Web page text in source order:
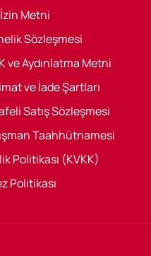
Metni
Sözleşmesi
ve Aydınlatma Metni
ve İade Şartları
Satış Sözleşmesi
Taahhütnamesi
Politikası (KVKK)
Politikası